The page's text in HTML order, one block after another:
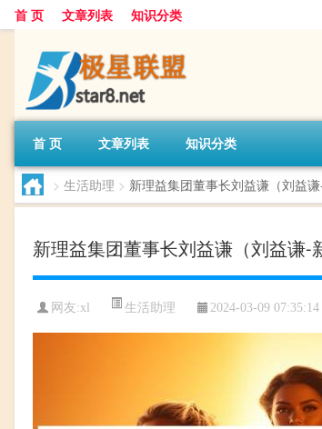
首 页 文章列表 知识分类
首 页 文章列表 知识分类
> 生活助理 > 新理益集团董事长刘益谦（刘益
新理益集团董事长刘益谦（刘益谦-
网友:xl 生活助理 2024-03-09 07:35:14